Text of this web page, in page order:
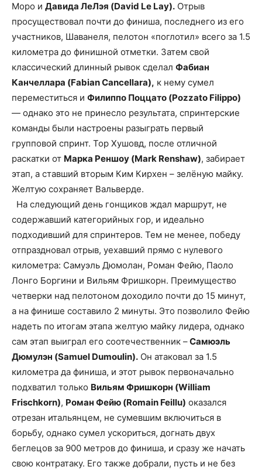
Моро и Давида ЛеЛэя (David Le Lay). Отрыв
просуществовал почти до финиша, последнего из его
участников, Шаванеля, пелотон «поглотил» всего за 1.5
километра до финишной отметки. Затем свой
классический длинный рывок сделал Фабиан
Канчеллара (Fabian Cancellara), к нему сумел
переместиться и Филиппо Поццато (Pozzato Filippo)
— однако это не принесло результата, спринтерские
команды были настроены разыграть первый
групповой спринт. Тор Хушовд, после отличной
раскатки от Марка Реншоу (Mark Renshaw), забирает
этап, а ставший вторым Ким Кирхен – зелёную майку.
Желтую сохраняет Вальверде.
На следующий день гонщиков ждал маршрут, не
содержавший категорийных гор, и идеально
подходивший для спринтеров. Тем не менее, победу
отпраздновал отрыв, уехавший прямо с нулевого
километра: Самуэль Дюмолан, Роман Фейю, Паоло
Лонго Боргини и Вильям Фришкорн. Преимущество
четверки над пелотоном доходило почти до 15 минут,
а на финише составило 2 минуты. Это позволило Фейю
надеть по итогам этапа желтую майку лидера, однако
сам этап выиграл его соотечественник –Самюэль
Дюмулэн (Samuel Dumoulin). Он атаковал за 1.5
километра да финиша, и этот рывок первоначально
подхватил только Вильям Фришкорн (William
Frischkorn), Роман Фейю (Romain Feillu) оказался
отрезан итальянцем, не сумевшим включиться в
борьбу, однако сумел ускориться, догнать двух
беглецов за 900 метров до финиша, и сразу же начать
свою контратаку. Его также добрали, пусть и не без